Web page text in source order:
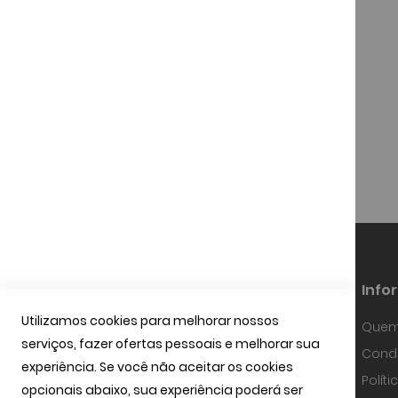
Fundada em Janeiro de 1997, a
OPTIBARCA tem sabido desenvolver-se
e adaptar-se a um mercado em
contínua evolução, investindo em
Utilizamos cookies para melhorar nossos
serviços, fazer ofertas pessoais e melhorar sua
experiência. Se você não aceitar os cookies
opcionais abaixo, sua experiência poderá ser